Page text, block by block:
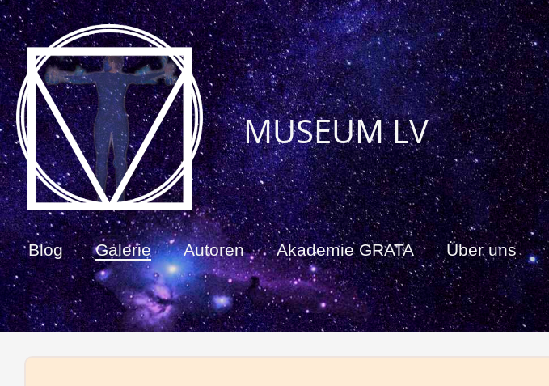
Blog Galerie Autoren Akademie GRATA Über uns
MUSEUM LV